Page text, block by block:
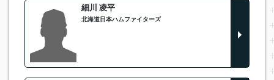
細川 凌平
北海道日本ハムファイターズ